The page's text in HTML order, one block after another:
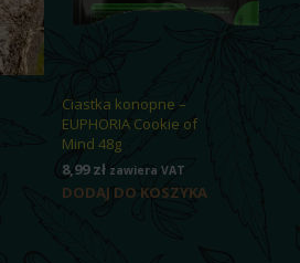
Ciastka konopne –
EUPHORIA Cookie of
Mind 48g
8,99zł zawiera VAT
DODAJ DO KOSZYKA